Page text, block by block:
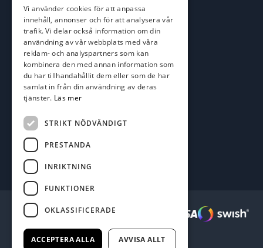
kim@batofiske.se
Adress
Karlskrona Båt & Fiske AB
Lallerstedts gata 4
371 54 Karlskrona
Följ oss
Facebook
Säkra betalningar :
Vi använder cookies för att anpassa
innehåll, annonser och för att analysera vår
trafik. Vi delar också information om din
användning av vår webbplats med våra
reklam- och analyspartners som kan
kombinera den med annan information som
du har tillhandahållit dem eller som de har
samlat in från din användning av deras
tjänster. Läs mer
STRIKT NÖDVÄNDIGT
PRESTANDA
INRIKTNING
FUNKTIONER
OKLASSIFICERADE
ACCEPTERA ALLA AVVISA ALLT